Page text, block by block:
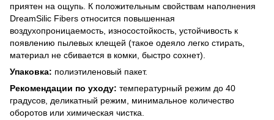
приятен на ощупь. К положительным свойствам наполнения
DreamSilic Fibers относится повышенная
воздухопроницаемость, износостойкость, устойчивость к
появлению пылевых клещей (такое одеяло легко стирать,
материал не сбивается в комки, быстро сохнет).
Упаковка: полиэтиленовый пакет.
Рекомендации по уходу: температурный режим до 40
градусов, деликатный режим, минимальное количество
оборотов или химическая чистка.